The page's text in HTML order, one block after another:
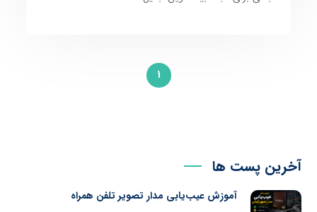
1
آخرین پست ها
آموزش عیب‌یابی مدار تصویر تلفن همراه